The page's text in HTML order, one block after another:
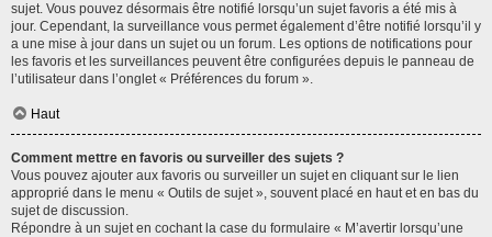
sujet. Vous pouvez désormais être notifié lorsqu’un sujet favoris a été mis à
jour. Cependant, la surveillance vous permet également d’être notifié lorsqu’il y
a une mise à jour dans un sujet ou un forum. Les options de notifications pour
les favoris et les surveillances peuvent être configurées depuis le panneau de
l’utilisateur dans l’onglet « Préférences du forum ».
Haut
Comment mettre en favoris ou surveiller des sujets ?
Vous pouvez ajouter aux favoris ou surveiller un sujet en cliquant sur le lien
approprié dans le menu « Outils de sujet », souvent placé en haut et en bas du
sujet de discussion.
Répondre à un sujet en cochant la case du formulaire « M’avertir lorsqu’une